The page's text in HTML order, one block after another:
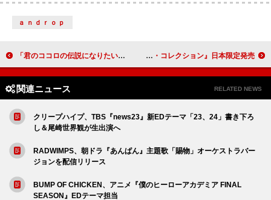
ａｎｄｒｏｐ
「君のココロの伝説になりたい！」TEAM SHACHI、関東ラストワンマン公式レポ到着 ももクロもサプライズ登場 マルーン5、キャリア集大成のベスト盤『シングルス・コレクション』日本限定発売
関連ニュース RELATED NEWS
クリープハイプ、TBS『news23』新EDテーマ「23、24」書き下ろ
し＆尾崎世界観が生出演へ
RADWIMPS、朝ドラ『あんぱん』主題歌「賜物」オーケストラバー
ジョンを配信リリース
BUMP OF CHICKEN、アニメ『僕のヒーローアカデミア FINAL
SEASON』EDテーマ担当